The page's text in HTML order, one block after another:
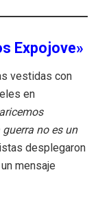
Expojove»
vestidas con
en
guerra no es un
desplegaron
mensaje